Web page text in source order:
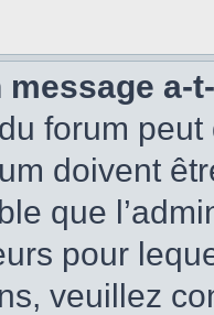
a-
forum
doivent
que
pour
veuillez